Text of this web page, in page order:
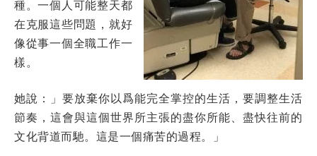
種。一個人可能整天都
在克服這些問題，就好
像從事一個全職工作一
樣。
她說：」要放棄你以爲能完全掌控的生活，要調整生活
節奏，這會與這個世界所主張的盡你所能、盡快往前的
文化背道而馳。這是一個痛苦的過程。」